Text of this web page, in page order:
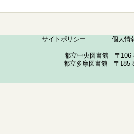
サイトポリシー 個人情
都立中央図書館 〒
都立多摩図書館 〒185-